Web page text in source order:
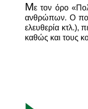
Με τον όρο
ανθρώπων. Ο
ελευθερία κτλ.),
καθώς και τους